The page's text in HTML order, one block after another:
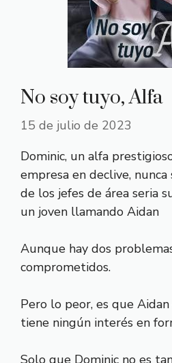
No soy tuyo, Alfa
15 de julio de 2023
Dominic, un alfa
empresa en declive,
de los jefes de área seria
un joven llamando Aidan
Aunque hay dos
comprometidos.
Pero lo peor, es que
tiene ningún interés en
Solo que Dominic no es